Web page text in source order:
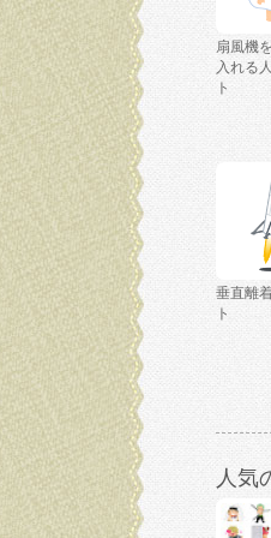
扇風機
入れる
ト
垂直離
ト
人気